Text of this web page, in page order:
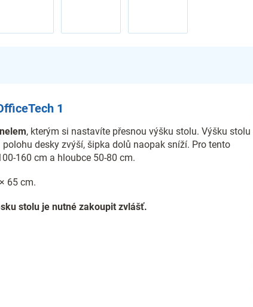
1
, kterým si nastavíte přesnou výšku stolu. Výšku stolu
desky zvýší, šipka dolů naopak sníží. Pro tento
160 cm a hloubce 50-80 cm.
65 cm.
stolu je nutné zakoupit zvlášť.